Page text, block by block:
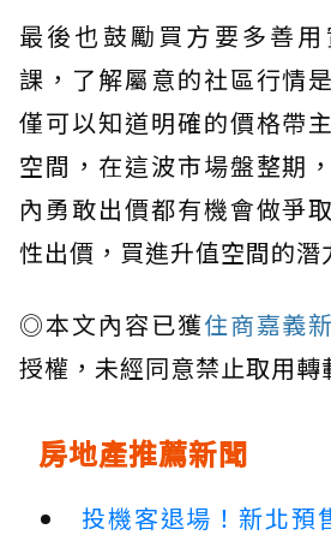
最後也鼓勵買方要多善
課，了解屬意的社區行情
僅可以知道明確的價格帶
空間，在這波市場盤整期
內勇敢出價都有機會做爭
性出價，買進升值空間的潛
◎本文內容已獲住商嘉義
授權，未經同意禁止取用轉
房地產推薦新聞
投機客退場！新北預